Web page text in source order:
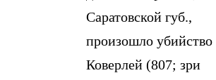
Саратовской губ.,
произошло убийство
Коверлей (807; зри